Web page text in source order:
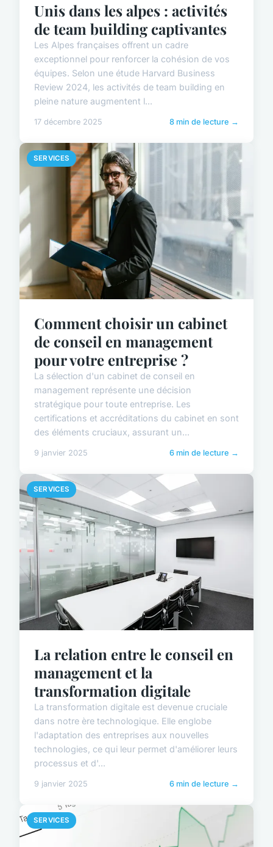
Unis dans les alpes : activités
de team building captivantes
Les Alpes françaises offrent un cadre
exceptionnel pour renforcer la cohésion de vos
équipes. Selon une étude Harvard Business
Review 2024, les activités de team building en
pleine nature augmentent l...
17 décembre 2025 8 min de lecture →
SERVICES
Comment choisir un cabinet
de conseil en management
pour votre entreprise ?
La sélection d'un cabinet de conseil en
management représente une décision
stratégique pour toute entreprise. Les
certifications et accréditations du cabinet en sont
des éléments cruciaux, assurant un...
9 janvier 2025 6 min de lecture →
SERVICES
La relation entre le conseil en
management et la
transformation digitale
La transformation digitale est devenue cruciale
dans notre ère technologique. Elle englobe
l'adaptation des entreprises aux nouvelles
technologies, ce qui leur permet d'améliorer leurs
processus et d'...
9 janvier 2025 6 min de lecture →
SERVICES